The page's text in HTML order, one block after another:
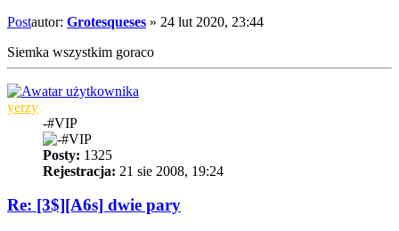
Postautor: Grotesqueses » 24 lut 2020, 23:44
Siemka wszystkim goraco
yerzy
-#VIP
Posty: 1325
Rejestracja: 21 sie 2008, 19:24
Re: [3$][A6s] dwie pary